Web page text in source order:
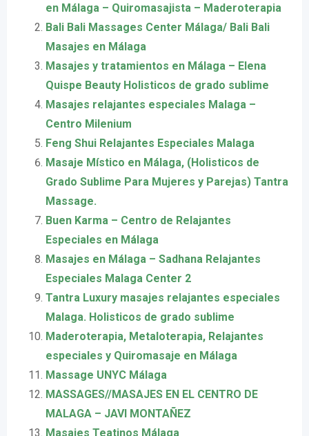
en Málaga – Quiromasajista – Maderoterapia
Bali Bali Massages Center Málaga/ Bali Bali
Masajes en Málaga
Masajes y tratamientos en Málaga – Elena
Quispe Beauty Holisticos de grado sublime
Masajes relajantes especiales Malaga –
Centro Milenium
Feng Shui Relajantes Especiales Malaga
Masaje Místico en Málaga, (Holisticos de
Grado Sublime Para Mujeres y Parejas) Tantra
Massage.
Buen Karma – Centro de Relajantes
Especiales en Málaga
Masajes en Málaga – Sadhana Relajantes
Especiales Malaga Center 2
Tantra Luxury masajes relajantes especiales
Malaga. Holisticos de grado sublime
Maderoterapia, Metaloterapia, Relajantes
especiales y Quiromasaje en Málaga
Massage UNYC Málaga
MASSAGES//MASAJES EN EL CENTRO DE
MALAGA – JAVI MONTAÑEZ
Masajes Teatinos Málaga